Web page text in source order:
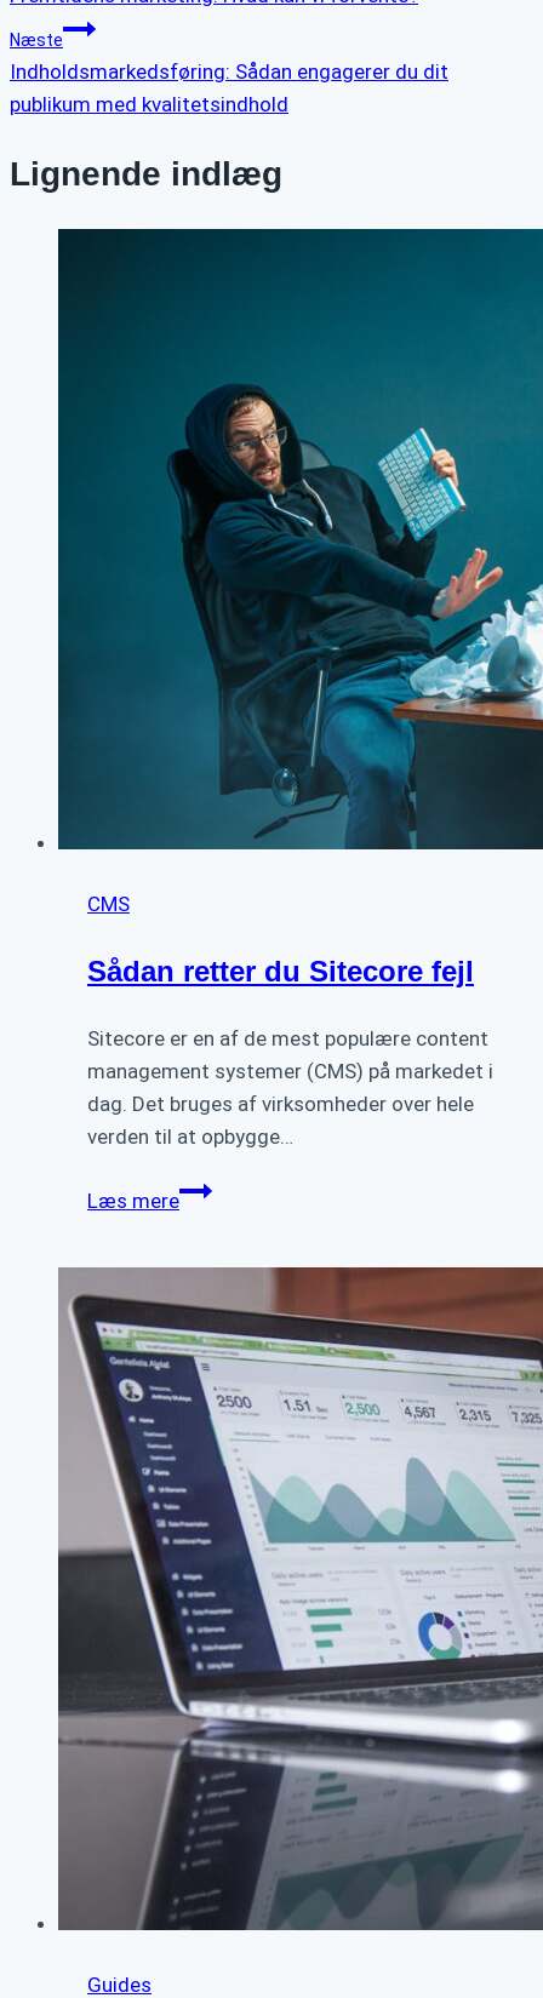
Næste
Indholdsmarkedsføring: Sådan engagerer du dit
publikum med kvalitetsindhold
Lignende indlæg
CMS
Sådan retter du Sitecore fejl
Sitecore er en af ​​de mest populære content
management systemer (CMS) på markedet i
dag. Det bruges af virksomheder over hele
verden til at opbygge…
Læs mereSådan
Guides